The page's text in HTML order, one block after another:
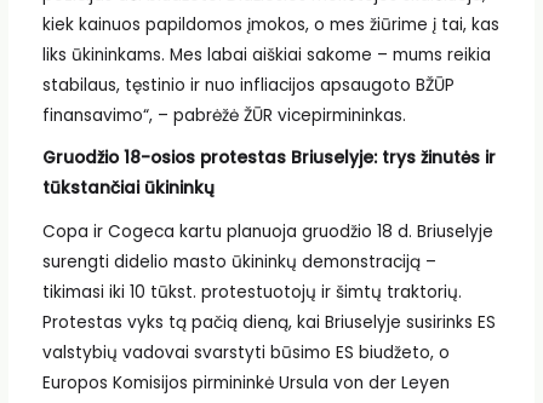
kiek kainuos papildomos įmokos, o mes žiūrime į tai, kas
liks ūkininkams. Mes labai aiškiai sakome – mums reikia
stabilaus, tęstinio ir nuo infliacijos apsaugoto BŽŪP
finansavimo“, – pabrėžė ŽŪR vicepirmininkas.
Gruodžio 18-osios protestas Briuselyje: trys žinutės ir
tūkstančiai ūkininkų
Copa ir Cogeca kartu planuoja gruodžio 18 d. Briuselyje
surengti didelio masto ūkininkų demonstraciją –
tikimasi iki 10 tūkst. protestuotojų ir šimtų traktorių.
Protestas vyks tą pačią dieną, kai Briuselyje susirinks ES
valstybių vadovai svarstyti būsimo ES biudžeto, o
Europos Komisijos pirmininkė Ursula von der Leyen